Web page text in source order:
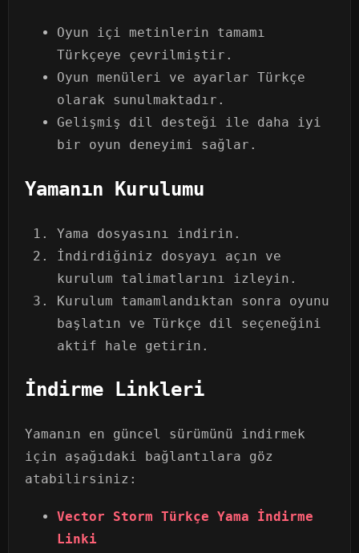
Oyun içi metinlerin tamamı
Türkçeye çevrilmiştir.
Oyun menüleri ve ayarlar Türkçe
olarak sunulmaktadır.
Gelişmiş dil desteği ile daha iyi
bir oyun deneyimi sağlar.
Yamanın Kurulumu
Yama dosyasını indirin.
İndirdiğiniz dosyayı açın ve
kurulum talimatlarını izleyin.
Kurulum tamamlandıktan sonra oyunu
başlatın ve Türkçe dil seçeneğini
aktif hale getirin.
İndirme Linkleri
Yamanın en güncel sürümünü indirmek
için aşağıdaki bağlantılara göz
atabilirsiniz:
Vector Storm Türkçe Yama İndirme
Linki